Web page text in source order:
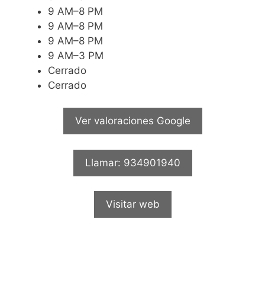
9 AM–8 PM
9 AM–8 PM
9 AM–8 PM
9 AM–3 PM
Cerrado
Cerrado
Ver valoraciones Google
Llamar: 934901940
Visitar web